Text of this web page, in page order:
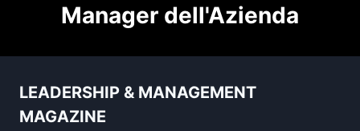
Manager dell'Azienda
LEADERSHIP & MANAGEMENT
MAGAZINE